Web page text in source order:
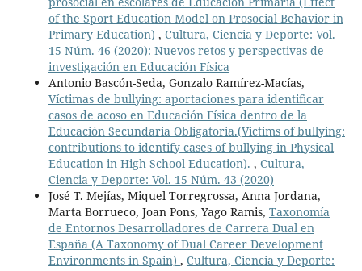
of the Sport Education Model on Prosocial Behavior in
Primary Education) , Cultura, Ciencia y Deporte: Vol.
15 Núm. 46 (2020): Nuevos retos y perspectivas de
investigación en Educación Física
Antonio Bascón-Seda, Gonzalo Ramírez-Macías,
Víctimas de bullying: aportaciones para identificar
casos de acoso en Educación Física dentro de la
Educación Secundaria Obligatoria.(Victims of bullying:
contributions to identify cases of bullying in Physical
Education in High School Education). , Cultura,
Ciencia y Deporte: Vol. 15 Núm. 43 (2020)
José T. Mejías, Miquel Torregrossa, Anna Jordana,
Marta Borrueco, Joan Pons, Yago Ramis, Taxonomía
de Entornos Desarrolladores de Carrera Dual en
España (A Taxonomy of Dual Career Development
Environments in Spain) , Cultura, Ciencia y Deporte: